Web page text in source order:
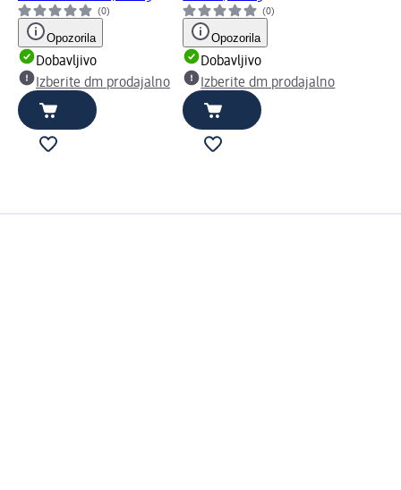
(0)
Opozorila
Dobavljivo
Izberite dm prodajalno
(0)
Opozorila
Dobavljivo
Izberite dm prodajalno